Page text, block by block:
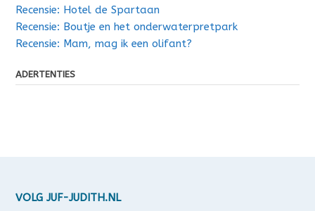
Recensie: Hotel de Spartaan
Recensie: Boutje en het onderwaterpretpark
Recensie: Mam, mag ik een olifant?
ADERTENTIES
VOLG JUF-JUDITH.NL